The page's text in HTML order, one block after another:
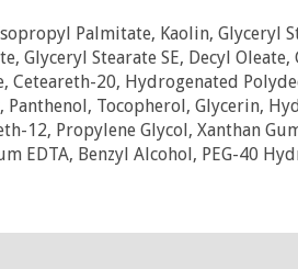
Palmitate, Kaolin, Glyceryl
Glyceryl Stearate SE, Decyl
Ceteareth-20, Hydrogenated
Panthenol, Tocopherol, Glycerin,
12, Propylene Glycol, Xanthan
EDTA, Benzyl Alcohol, PEG-40